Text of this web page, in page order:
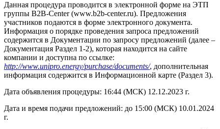
Данная процедура проводится в электронной форме на ЭТП
группы B2B-Center (www.b2b-center.ru). Предложения
участников подаются в форме электронного документа.
Информация о порядке проведения запроса предложений
содержится в Документации по запросу предложений (далее –
Документация Раздел 1-2), которая находится на сайте
компании и доступна по ссылке:
http://www.unipro.energy/purchase/documents/, дополнительная
информация содержится в Информационной карте (Раздел 3).
Дата объявления процедуры: 16:44 (МСК) 12.12.2023 г.
Дата и время подачи предложений: до 15:00 (МСК) 10.01.2024
г.